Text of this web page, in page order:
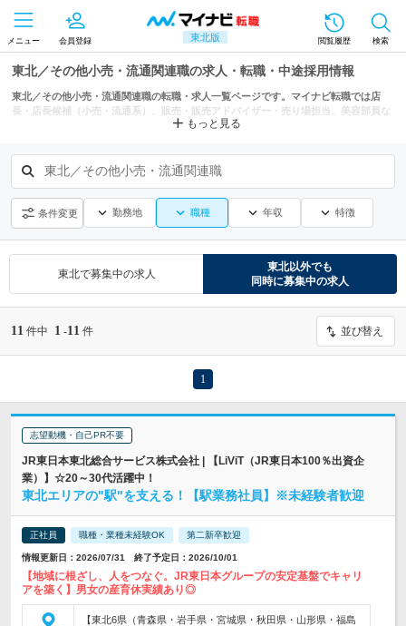
東北版
メニュー 会員登録 閲覧履歴 検索
東北／その他小売・流通関連職の求人・転職・中途採用情報
東北／その他小売・流通関連職の転職・求人一覧ページです。マイナビ転職では店
長・店長候補（小売・流通系）、販売・販売アドバイザー・売り場担当、美容部員な
どからもあなたにぴったりの求人を探せます。
もっと見る
東北／その他小売・流通関連職
条件変更 勤務地 職種 年収 特徴
東北で募集中の求人
東北以外でも
同時に募集中の求人
11 件中 1 -11 件 並び替え
1
志望動機・自己PR不要
JR東日本東北総合サービス株式会社 | 【LiViT（JR東日本100％出資企
業）】☆20～30代活躍中！
東北エリアの"駅"を支える！【駅業務社員】※未経験者歓迎
正社員 職種・業種未経験OK 第二新卒歓迎
情報更新日：2026/07/31 終了予定日：2026/10/01
【地域に根ざし、人をつなぐ。JR東日本グループの安定基盤でキャリ
アを築く】男女の産育休実績あり◎
【東北6県（青森県・岩手県・宮城県・秋田県・山形県・福島